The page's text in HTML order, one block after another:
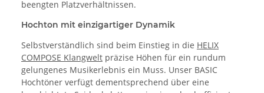
beengten Platzverhältnissen.
Hochton mit einzigartiger Dynamik
Selbstverständlich sind beim Einstieg in die HELIX
COMPOSE Klangwelt präzise Höhen für ein rundum
gelungenes Musikerlebnis ein Muss. Unser BASIC
Hochtöner verfügt dementsprechend über eine